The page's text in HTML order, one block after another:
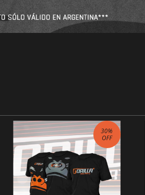
30%
OFF